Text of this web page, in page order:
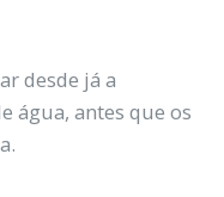
desde já a
água, antes que os